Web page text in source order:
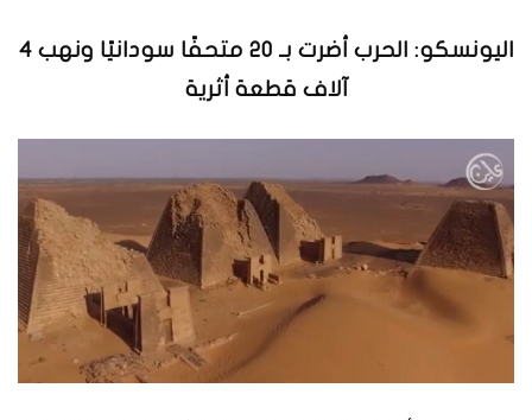
اليونسكو: الحرب أضرت بـ 20 متحفًا سودانيًا ونهب 4
آلاف قطعة أثرية